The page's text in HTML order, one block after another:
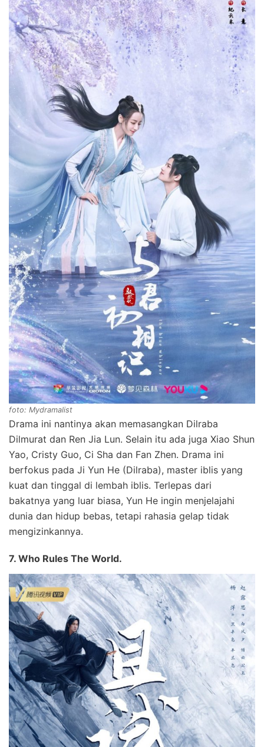
foto: Mydramalist
Drama ini nantinya akan memasangkan Dilraba
Dilmurat dan Ren Jia Lun. Selain itu ada juga Xiao Shun
Yao, Cristy Guo, Ci Sha dan Fan Zhen. Drama ini
berfokus pada Ji Yun He (Dilraba), master iblis yang
kuat dan tinggal di lembah iblis. Terlepas dari
bakatnya yang luar biasa, Yun He ingin menjelajahi
dunia dan hidup bebas, tetapi rahasia gelap tidak
mengizinkannya.
7. Who Rules The World.